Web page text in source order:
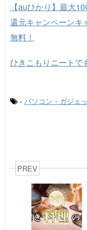
【auひかり】最大
還元キャンペーンキ
無料！
ひきこもりニートで
- パソコン・ガジェ
PREV